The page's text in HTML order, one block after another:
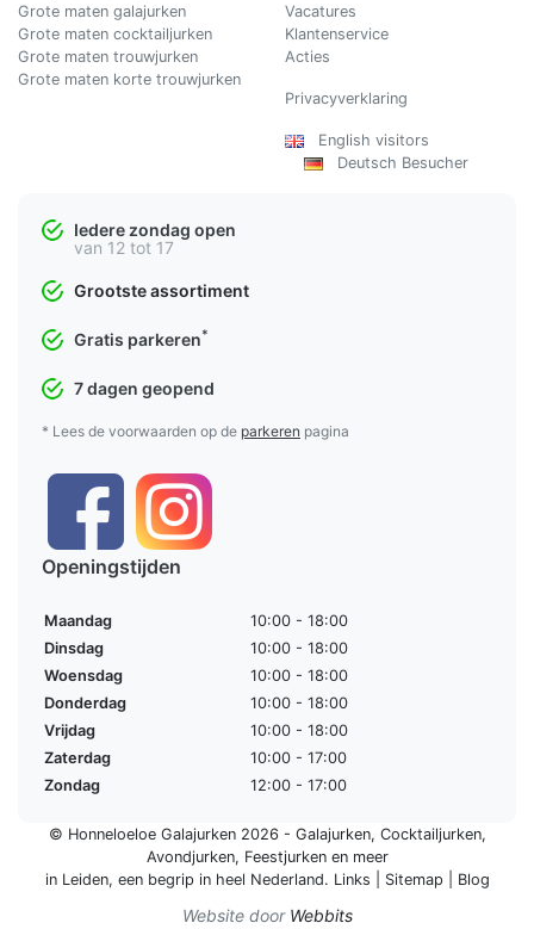
Grote maten galajurken
Grote maten cocktailjurken
Grote maten trouwjurken
Grote maten korte trouwjurken
Vacatures
Klantenservice
Acties
Privacyverklaring
English visitors
Deutsch Besucher
Iedere zondag open
van 12 tot 17
Grootste assortiment
Gratis parkeren*
7 dagen geopend
* Lees de voorwaarden op de parkeren pagina
Openingstijden
Maandag
10:00 - 18:00
Dinsdag
10:00 - 18:00
Woensdag
10:00 - 18:00
Donderdag
10:00 - 18:00
Vrijdag
10:00 - 18:00
Zaterdag
10:00 - 17:00
Zondag
12:00 - 17:00
© Honneloeloe Galajurken 2026 - Galajurken, Cocktailjurken,
Avondjurken, Feestjurkenen meer
in Leiden, een begrip in heel Nederland. Links Sitemap Blog
Website door Webbits